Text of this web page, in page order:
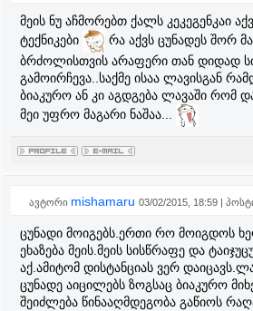
მეის ნუ აჩმორებთ ქალს კეკეგენკაი
ტექნიკები
რა აქვს ცუნადეს შორ
ბრძოლისთვის არაფერი თან დიდად
გამოირჩევა..საქმე ისაა ლავისგან
ბიაკურო ან კი აგდგება ლავაში რომ
მეი უფრო მაგარი ნაშაა...
ავტორი mishamaru 03/02/2015, 18:59 |
ცუნადი მოიგებს.ერთი რო მოიგდოს
ეხაზება მეის.მეის სისწრაფე და
აქ.ამიტომ დისტანციას ვერ
ცუნადე აიცილებს ზოგსაც ბიაკურო
შეიძლება წინააღმდეგობა გაწიოს